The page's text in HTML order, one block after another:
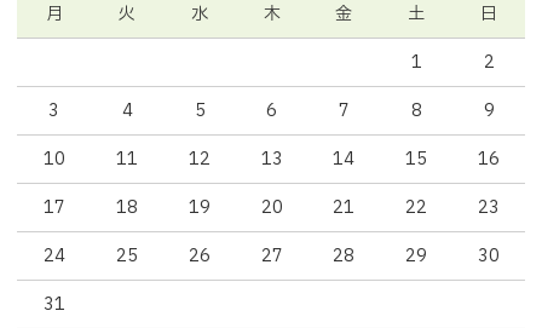
月
火 水 木 金 土
日
1
2
3
4 5 6 7 8
9
10
11 12 13 14 15
16
17
18 19 20 21 22
23
24
25 26 27 28 29
30
31